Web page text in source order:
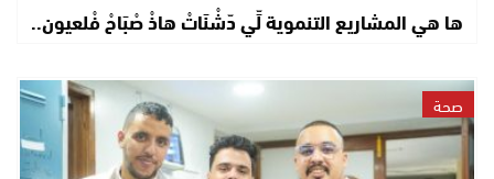
ها هي المشاريع التنموية لِّي دّشْنَاتْ هاذْ صْبَاحْ فْلعيون..
صحة